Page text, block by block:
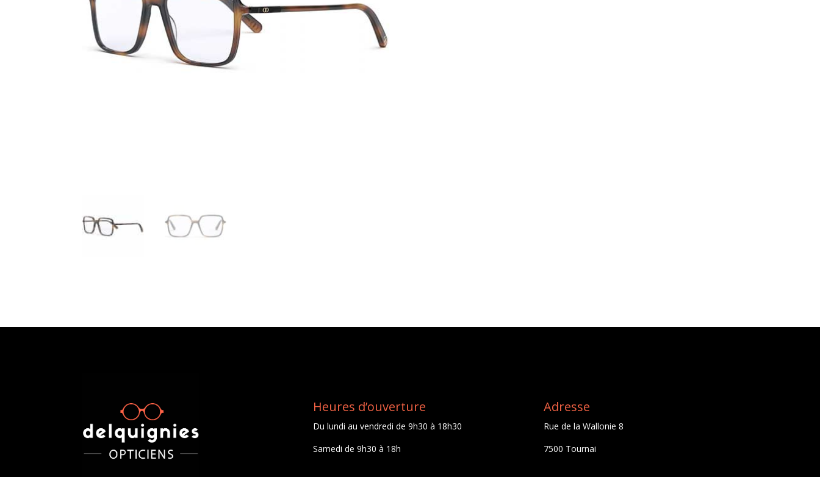
Heures d’ouverture
Du lundi au vendredi de 9h30 à 18h30
Samedi de 9h30 à 18h
Adresse
Rue de la Wallonie 8
7500 Tournai